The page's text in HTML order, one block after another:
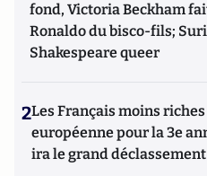
fond, Victoria Beckham
Ronaldo du bisco-fils;
Shakespeare queer
2Les Français moins
européenne pour la 3e
ira le grand déclassement